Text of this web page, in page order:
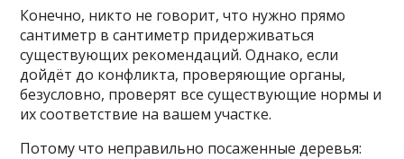
Конечно, никто не говорит, что нужно прямо
сантиметр в сантиметр придерживаться
существующих рекомендаций. Однако, если
дойдёт до конфликта, проверяющие органы,
безусловно, проверят все существующие нормы и
их соответствие на вашем участке.
Потому что неправильно посаженные деревья: